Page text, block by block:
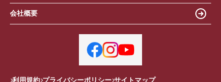
会社概要
利用規約 プライバシーポリシー サイトマップ